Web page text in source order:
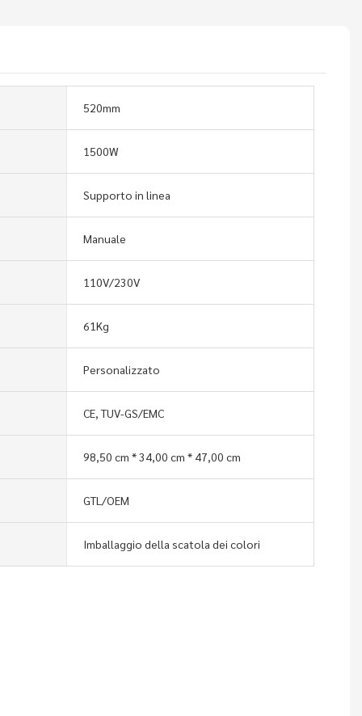
520mm
1500W
Supporto in linea
Manuale
110V/230V
61Kg
Personalizzato
CE, TUV-GS/EMC
98,50 cm * 34,00 cm * 47,00 cm
GTL/OEM
Imballaggio della scatola dei colori